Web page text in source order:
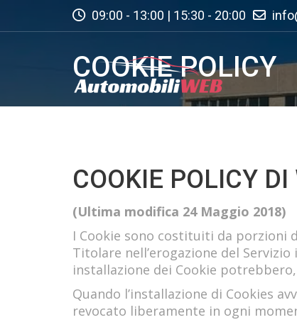
09:00 - 13:00 | 15:30 - 20:00
COOKIE POLICY
COOKIE POLICY
(Ultima modifica 24 Maggio 2018)
I Cookie sono costituiti da porzioni
Titolare nell’erogazione del
installazione dei Cookie
Quando l’installazione di Cookies
revocato liberamente in ogni